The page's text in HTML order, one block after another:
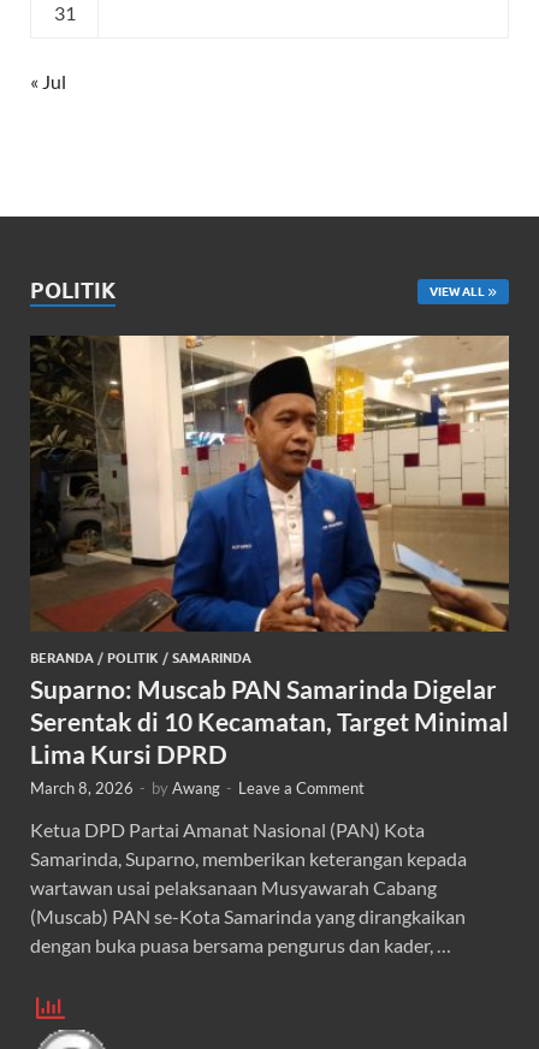
31
« Jul
POLITIK VIEW ALL
BERANDA / POLITIK / SAMARINDA
Suparno: Muscab PAN Samarinda Digelar
Serentak di 10 Kecamatan, Target Minimal
Lima Kursi DPRD
March 8, 2026 - byAwang - Leave a Comment
Ketua DPD Partai Amanat Nasional (PAN) Kota
Samarinda, Suparno, memberikan keterangan kepada
wartawan usai pelaksanaan Musyawarah Cabang
(Muscab) PAN se-Kota Samarinda yang dirangkaikan
dengan buka puasa bersama pengurus dan kader, …